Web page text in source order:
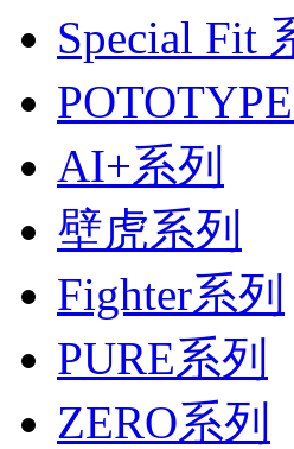
Special Fit
AI+系列
壁虎系列
Fighter系列
PURE系列
ZERO系列